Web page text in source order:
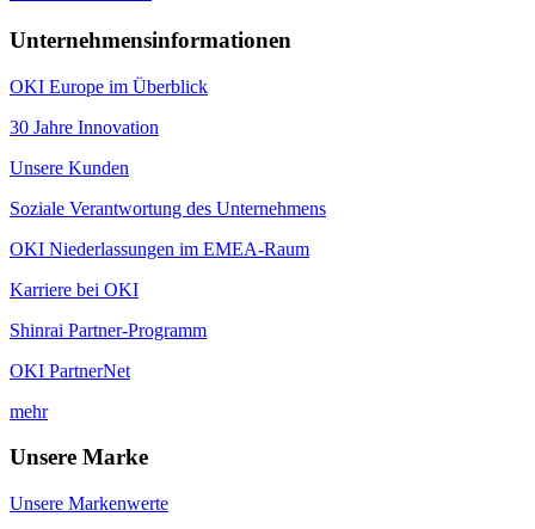
Unternehmensinformationen
OKI Europe im Überblick
30 Jahre Innovation
Unsere Kunden
Soziale Verantwortung des Unternehmens
OKI Niederlassungen im EMEA-Raum
Karriere bei OKI
Shinrai Partner-Programm
OKI PartnerNet
mehr
Unsere Marke
Unsere Markenwerte